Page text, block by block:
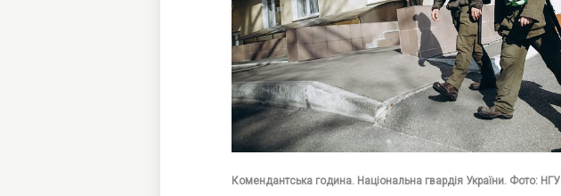
Комендантська година. Національна гвардія України. Фото: НГУ